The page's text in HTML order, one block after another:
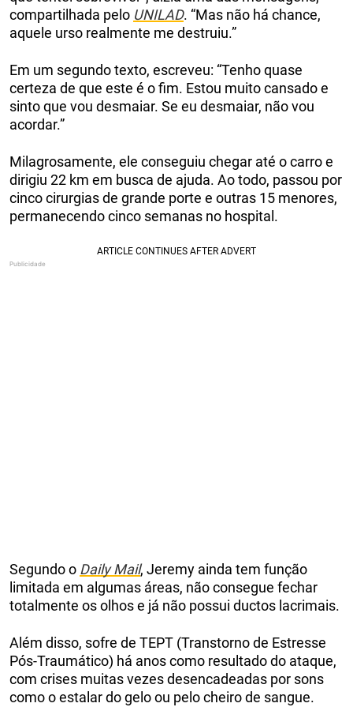
compartilhada pelo UNILAD. “Mas não há chance,
aquele urso realmente me destruiu.”
Em um segundo texto, escreveu: “Tenho quase
certeza de que este é o fim. Estou muito cansado e
sinto que vou desmaiar. Se eu desmaiar, não vou
acordar.”
Milagrosamente, ele conseguiu chegar até o carro e
dirigiu 22 km em busca de ajuda. Ao todo, passou por
cinco cirurgias de grande porte e outras 15 menores,
permanecendo cinco semanas no hospital.
Segundo o Daily Mail, Jeremy ainda tem função
limitada em algumas áreas, não consegue fechar
totalmente os olhos e já não possui ductos lacrimais.
Além disso, sofre de TEPT (Transtorno de Estresse
Pós-Traumático) há anos como resultado do ataque,
com crises muitas vezes desencadeadas por sons
como o estalar do gelo ou pelo cheiro de sangue.